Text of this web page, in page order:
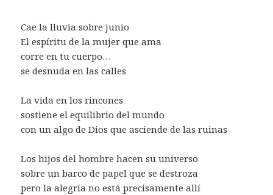
Cae la lluvia sobre junio
El espíritu de la mujer que ama
corre en tu cuerpo…
se desnuda en las calles
La vida en los rincones
sostiene el equilibrio del mundo
con un algo de Dios que asciende de las ruinas
Los hijos del hombre hacen su universo
sobre un barco de papel que se destroza
pero la alegría no está precisamente allí